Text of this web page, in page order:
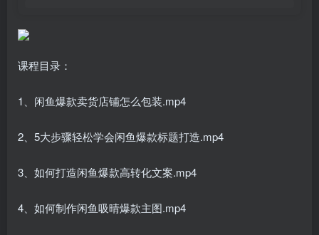
课程目录：
1、闲鱼爆款卖货店铺怎么包装.mp4
2、5大步骤轻松学会闲鱼爆款标题打造.mp4
3、如何打造闲鱼爆款高转化文案.mp4
4、如何制作闲鱼吸晴爆款主图.mp4